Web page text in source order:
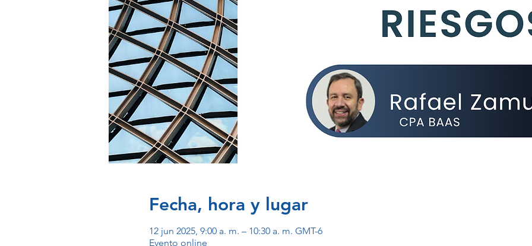
Fecha, hora y lugar
12 jun 2025, 9:00 a. m. – 10:30 a. m. GMT-6
Evento online